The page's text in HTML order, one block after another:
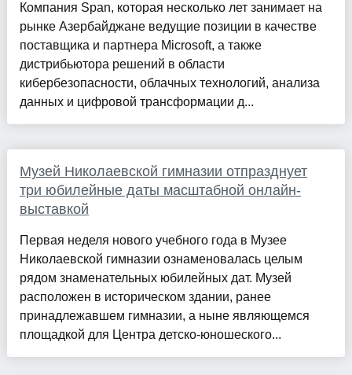
Компания Span, которая несколько лет занимает на
рынке Азербайджане ведущие позиции в качестве
поставщика и партнера Microsoft, а также
дистрибьютора решений в области
кибербезопасности, облачных технологий, анализа
данных и цифровой трансформации д...
Музей Николаевской гимназии отпразднует
три юбилейные даты масштабной онлайн-
выставкой
Первая неделя нового учебного года в Музее
Николаевской гимназии ознаменовалась целым
рядом знаменательных юбилейных дат. Музей
расположен в историческом здании, ранее
принадлежавшем гимназии, а ныне являющемся
площадкой для Центра детско-юношеского...